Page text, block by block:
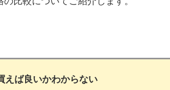
えば良いかわからない